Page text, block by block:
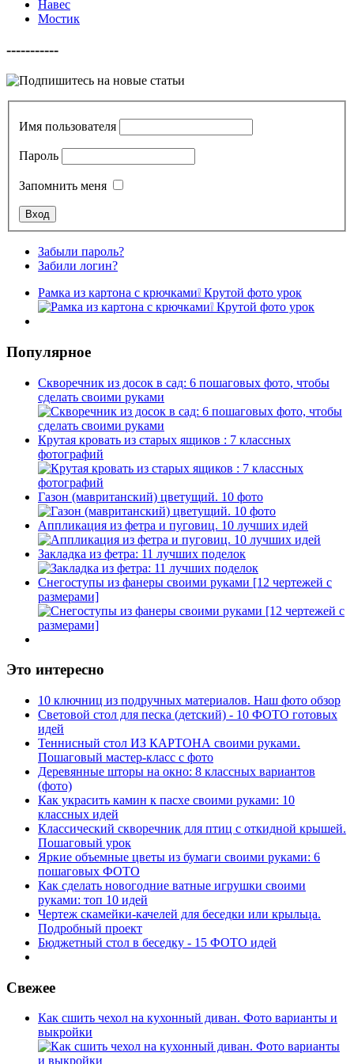
Навес
Мостик
-----------
Имя пользователя
Пароль
Запомнить меня
Забыли пароль?
Забили логин?
Рамка из картона с крючками❕ Крутой фото урок
Популярное
Скворечник из досок в сад: 6 пошаговых фото, чтобы
сделать своими руками
Крутая кровать из старых ящиков : 7 классных
фотографий
Газон (мавританский) цветущий. 10 фото
Аппликация из фетра и пуговиц. 10 лучших идей
Закладка из фетра: 11 лучших поделок
Снегоступы из фанеры своими руками [12 чертежей с
размерами]
Это интересно
10 ключниц из подручных материалов. Наш фото обзор
Световой стол для песка (детский) - 10 ФОТО готовых
идей
Теннисный стол ИЗ КАРТОНА своими руками.
Пошаговый мастер-класс с фото
Деревянные шторы на окно: 8 классных вариантов
(фото)
Как украсить камин к пасхе своими руками: 10
классных идей
Классический скворечник для птиц с откидной крышей.
Пошаговый урок
Яркие объемные цветы из бумаги своими руками: 6
пошаговых ФОТО
Как сделать новогодние ватные игрушки своими
руками: топ 10 идей
Чертеж скамейки-качелей для беседки или крыльца.
Подробный проект
Бюджетный стол в беседку - 15 ФОТО идей
Свежее
Как сшить чехол на кухонный диван. Фото варианты и
выкройки